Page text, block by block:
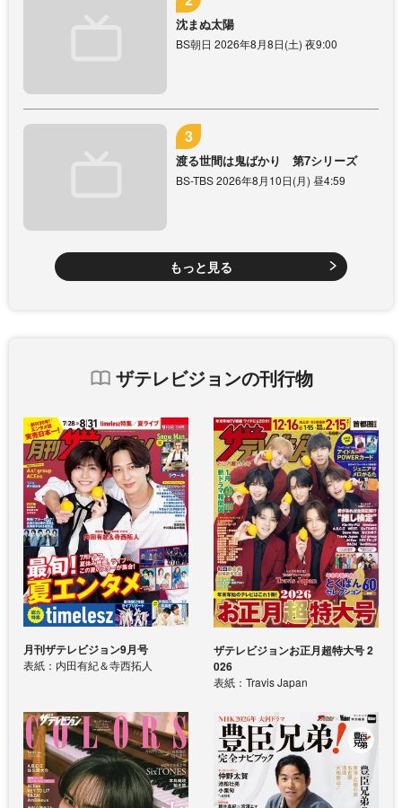
沈まぬ太陽
BS朝日 2026年8月8日(土) 夜9:00
渡る世間は鬼ばかり 第7シリーズ
BS-TBS 2026年8月10日(月) 昼4:59
もっと見る
ザテレビジョンの刊行物
月刊ザテレビジョン9月号
表紙：内田有紀＆寺西拓人
ザテレビジョンお正月超特大号 2
026
表紙：Travis Japan